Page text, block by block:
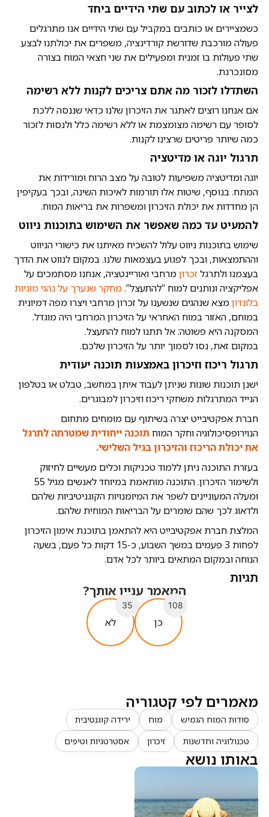
לצייר או לכתוב עם שתי הידיים ביחד
כשמציירים או כותבים במקביל עם שתי הידיים אנו מתרגלים
פעולה מורכבת שדורשת קורדינציה, משפרים את יכולתנו לבצע
שתי פעולות בו זמנית ומפעילים את שני חצאי המוח בצורה
מסונכרנת.
השתדלו לזכור מה אתם צריכים לקנות ללא רשימה
אם אנחנו רוצים לאתגר את הזיכרון שלנו כדאי שננסה ללכת
לסופר עם רשימה מצומצמת או ללא רשימה כלל ולנסות לזכור
כמה שיותר פריטים שרצינו לקנות.
תרגול יוגה או מדיטציה
יוגה ומדיטציה משפיעות לטובה על מצב הרוח ומורידות את
המתח. בנוסף, שיטות אלו תורמות לאיכות השינה, ובכך בעקיפין
הן מחדדות את יכולת הזיכרון ומשפרות את בריאות המוח.
להמעיט עד כמה שאפשר את השימוש בתוכנות ניווט
שימוש בתוכנות ניווט עלול להשכיח מאיתנו את כישורי הניווט
וההתמצאות, ובכך לפגוע בעצמאות שלנו. במקום לנווט את הדרך
בעצמנו ולתרגל זכרוןמרחבי ואוריינטציה, אנחנו מסתמכים על
אפליקציה ונותנים למוח “להתעצל”.מחקר שנערך על נהגי מוניות
בלונדוןמצא שנהגים שנשענו על זכרון מרחבי ויצרו מפה דמיונית
במוחם, האזור במוח האחראי על הזיכרון המרחבי היה מוגדל.
המסקנה היא פשוטה: אל תתנו למוח להתעצל.
במקום זאת, נסו לסמוך יותר על הזיכרון שלכם.
תרגול ריכוז וזיכרון באמצעות תוכנה יעודית
ישנן תוכנות שונות שניתן לעבוד איתן במחשב, טבלט או בטלפון
הנייד המתרגלות משחקי ריכוז וזיכרון למבוגרים.
חברת אפקטיבייט יצרה בשיתוף עם מומחים מתחום
הנוירופסיכולוגיה וחקר המוח תוכנה ייחודית שמטרתה לתרגל
את יכולת הריכוז והזיכרון בגיל השלישי.
בעזרת התוכנה ניתן ללמוד טכניקות וכלים מעשיים לחיזוק
ולשימור הזיכרון. התוכנה מותאמת במיוחד לאנשים מגיל 55
ומעלה המעוניינים לשפר את המיומנויות הקוגניטיביות שלהם
ולדאוג לכך שהם שומרים על הבריאות המוחית שלהם.
המלצת חברת אפקטיבייט היא להתאמן בתוכנת אימון הזיכרון
לפחות 3 פעמים במשך השבוע, כ-15 דקות כל פעם, בשעה
הנוחה ובמקום המתאים ביותר לכל אדם.
תגיות
המאמר עניין אותך?
כן
108
לא
35
מאמרים לפי קטגוריה
סודות המוח הגמיש מוח
ירידה קוגנטיבית
טכנולוגיה וחדשנות
זיכרון אסטרטגיות וטיפים
באותו נושא